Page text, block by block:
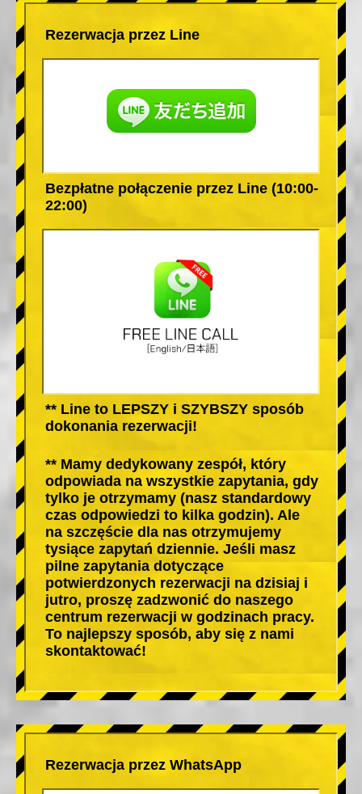
Rezerwacja przez Line
Bezpłatne połączenie przez Line (10:00-
22:00)
** Line to LEPSZY i SZYBSZY sposób
dokonania rezerwacji!
** Mamy dedykowany zespół, który
odpowiada na wszystkie zapytania, gdy
tylko je otrzymamy (nasz standardowy
czas odpowiedzi to kilka godzin). Ale
na szczęście dla nas otrzymujemy
tysiące zapytań dziennie. Jeśli masz
pilne zapytania dotyczące
potwierdzonych rezerwacji na dzisiaj i
jutro, proszę zadzwonić do naszego
centrum rezerwacji w godzinach pracy.
To najlepszy sposób, aby się z nami
skontaktować!
Rezerwacja przez WhatsApp